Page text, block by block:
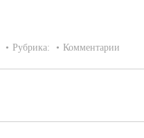
Рубрика: Комментарии